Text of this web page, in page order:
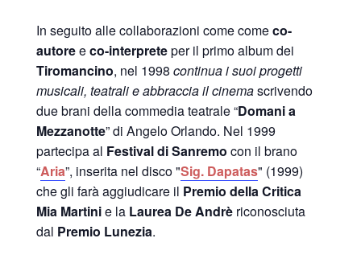
In seguito alle collaborazioni come comeco-
autoreeco-interpreteper il primo album dei
Tiromancino, nel 1998 continua i suoi progetti
musicali, teatrali e abbraccia il cinemascrivendo
due brani della commedia teatrale “Domani a
Mezzanotte” di Angelo Orlando. Nel 1999
partecipa al Festival di Sanremo con il brano
“Aria”, inserita nel disco "Sig. Dapatas" (1999)
che gli farà aggiudicare il Premio della Critica
Mia Martinie laLaurea De Andrèriconosciuta
dal Premio Lunezia.